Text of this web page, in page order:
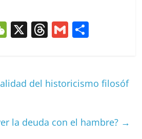
W
h
X T
a
G
l p
del historicismo filosóf
la deuda con el hambre? →